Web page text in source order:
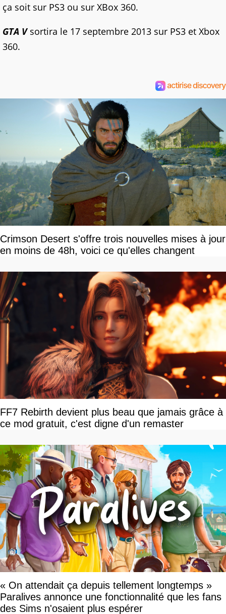
ça soit sur PS3 ou sur XBox 360.
GTA Vsortira le 17 septembre 2013 sur PS3 et Xbox
360.
Crimson Desert s'offre trois nouvelles mises à jour
en moins de 48h, voici ce qu'elles changent
FF7 Rebirth devient plus beau que jamais grâce à
ce mod gratuit, c'est digne d'un remaster
« On attendait ça depuis tellement longtemps »
Paralives annonce une fonctionnalité que les fans
des Sims n'osaient plus espérer